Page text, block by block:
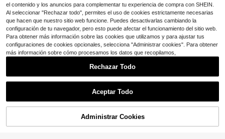
¡51% DE DESCUENTO! AÑADIR A LA BOLSA
el contenido y los anuncios para complementar tu experiencia de compra con SHEIN.
Al seleccionar "Rechazar todo", permites el uso de cookies estrictamente necesarias
que hacen que nuestro sitio web funcione. Puedes desactivarlas cambiando la
configuración de tu navegador, pero esto puede afectar el funcionamiento del sitio web.
Para obtener más información sobre las cookies que utilizamos y para ajustar tus
configuraciones de cookies opcionales, selecciona "Administrar cookies". Para obtener
más información sobre cómo procesamos los datos que recopilamos,
Rechazar Todo
Aceptar Todo
Administrar Cookies